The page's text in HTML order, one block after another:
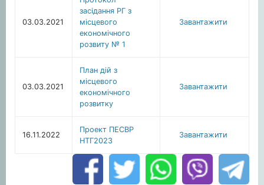
03.03.2021
засідання РГ з
місцевого
економічного
розвиту № 1
Завантажити
03.03.2021
План дій з
місцевого
економічного
розвитку
Завантажити
16.11.2022
Проект ПЕСВР
НТГ2023
Завантажити